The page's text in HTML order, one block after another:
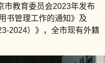
市教育委员会2023年发布
书管理工作的通知》及
2024）》，全市现有外籍